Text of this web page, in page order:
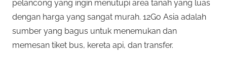
pelancong yang ingin menutupi area tanah yang luas
dengan harga yang sangat murah. 12Go Asia adalah
sumber yang bagus untuk menemukan dan
memesan tiket bus, kereta api, dan transfer.